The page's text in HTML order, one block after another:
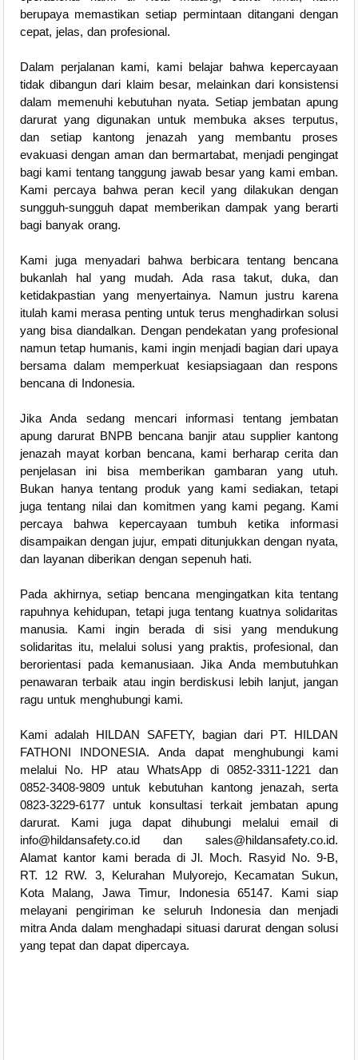
berupaya memastikan setiap permintaan ditangani dengan
cepat, jelas, dan profesional.
Dalam perjalanan kami, kami belajar bahwa kepercayaan
tidak dibangun dari klaim besar, melainkan dari konsistensi
dalam memenuhi kebutuhan nyata. Setiap jembatan apung
darurat yang digunakan untuk membuka akses terputus,
dan setiap kantong jenazah yang membantu proses
evakuasi dengan aman dan bermartabat, menjadi pengingat
bagi kami tentang tanggung jawab besar yang kami emban.
Kami percaya bahwa peran kecil yang dilakukan dengan
sungguh-sungguh dapat memberikan dampak yang berarti
bagi banyak orang.
Kami juga menyadari bahwa berbicara tentang bencana
bukanlah hal yang mudah. Ada rasa takut, duka, dan
ketidakpastian yang menyertainya. Namun justru karena
itulah kami merasa penting untuk terus menghadirkan solusi
yang bisa diandalkan. Dengan pendekatan yang profesional
namun tetap humanis, kami ingin menjadi bagian dari upaya
bersama dalam memperkuat kesiapsiagaan dan respons
bencana di Indonesia.
Jika Anda sedang mencari informasi tentang jembatan
apung darurat BNPB bencana banjir atau supplier kantong
jenazah mayat korban bencana, kami berharap cerita dan
penjelasan ini bisa memberikan gambaran yang utuh.
Bukan hanya tentang produk yang kami sediakan, tetapi
juga tentang nilai dan komitmen yang kami pegang. Kami
percaya bahwa kepercayaan tumbuh ketika informasi
disampaikan dengan jujur, empati ditunjukkan dengan nyata,
dan layanan diberikan dengan sepenuh hati.
Pada akhirnya, setiap bencana mengingatkan kita tentang
rapuhnya kehidupan, tetapi juga tentang kuatnya solidaritas
manusia. Kami ingin berada di sisi yang mendukung
solidaritas itu, melalui solusi yang praktis, profesional, dan
berorientasi pada kemanusiaan. Jika Anda membutuhkan
penawaran terbaik atau ingin berdiskusi lebih lanjut, jangan
ragu untuk menghubungi kami.
Kami adalah HILDAN SAFETY, bagian dari PT. HILDAN
FATHONI INDONESIA. Anda dapat menghubungi kami
melalui No. HP atau WhatsApp di 0852-3311-1221 dan
0852-3408-9809 untuk kebutuhan kantong jenazah, serta
0823-3229-6177 untuk konsultasi terkait jembatan apung
darurat. Kami juga dapat dihubungi melalui email di
info@hildansafety.co.id dan sales@hildansafety.co.id.
Alamat kantor kami berada di Jl. Moch. Rasyid No. 9-B,
RT. 12 RW. 3, Kelurahan Mulyorejo, Kecamatan Sukun,
Kota Malang, Jawa Timur, Indonesia 65147. Kami siap
melayani pengiriman ke seluruh Indonesia dan menjadi
mitra Anda dalam menghadapi situasi darurat dengan solusi
yang tepat dan dapat dipercaya.